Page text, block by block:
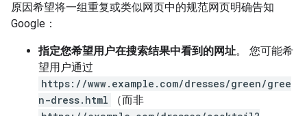
原因希望将一组重复或类似网页中的规范网页明确告知
Google：
指定您希望用户在搜索结果中看到的网址。 您可能希
望用户通过
https://www.example.com/dresses/green/gree
n-dress.html
（而非